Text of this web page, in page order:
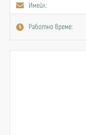
Имейл:
Работно време: